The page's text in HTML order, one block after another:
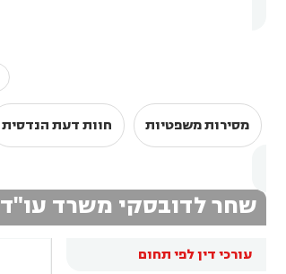
מסירות משפטיות חוות דעת הנדסית
שחר לדובסקי משרד עו"ד
עורכי דין לפי תחום